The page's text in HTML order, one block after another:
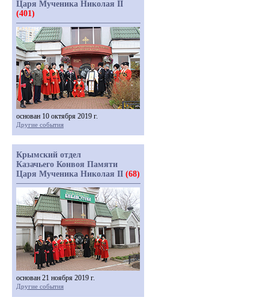
Царя Мученика Николая II
(401)
основан 10 октября 2019 г.
Другие события
Крымский отдел
Казачьего Конвоя Памяти
Царя Мученика Николая II (68)
основан 21 ноября 2019 г.
Другие события